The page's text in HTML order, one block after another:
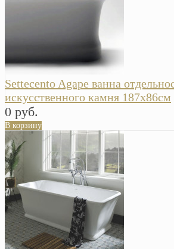
Settecento Agape ванна
искусственного камня 187х86см
0 руб.
В корзину